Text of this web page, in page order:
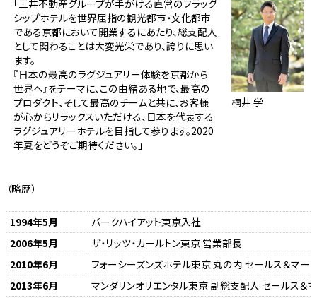
「三井不動産グループが手がける直営のフラッグ
シップホテルを世界屈指の観光都市・文化都市
である京都において開業するにあたり、総支配人
として関わることは大変光栄であり、誇りに思い
ます。
『日本の最高のラグジュアリー体験を京都から
世界へ』をテーマに、この由緒ある地で、最高の
プロダクト、そして最高のチームと共に、お客様
が心からリラックスいただける、日本を代表する
ラグジュアリーホテルを目指して参ります。2020
年夏をどうぞご期待ください。」
楠井 学
（略歴）
1994年5月
パークハイアット東京入社
2006年5月
ザ・リッツ・カールトン東京 営業部長
2010年6月
フォーシーズンズホテル東京 丸の内 セールス＆マー
2013年6月
マンダリンオリエンタル東京 副総支配人 セールス＆